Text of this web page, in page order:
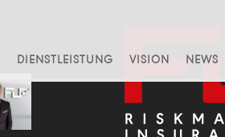
DIENSTLEISTUNG VISION NEWS